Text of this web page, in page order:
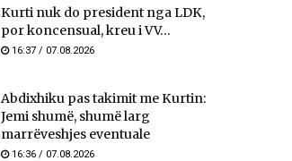
Kurti nuk do president nga LDK,
por koncensual, kreu i VV...
16:37 / 07.08.2026
Abdixhiku pas takimit me Kurtin:
Jemi shumë, shumë larg
marrëveshjes eventuale
16:36 / 07.08.2026